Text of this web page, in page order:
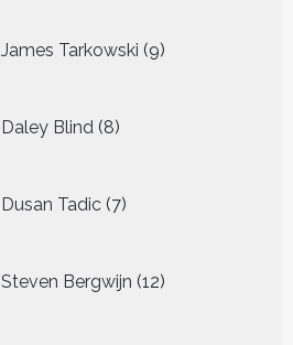
James Tarkowski 9
producten
Daley Blind 8
producten
Dusan Tadic 7
producten
Steven Bergwijn 12
producten